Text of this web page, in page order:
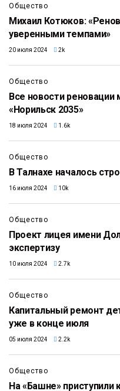
Общество
Михаил Котюков:
уверенными темпами»
20 июля 2024 2k
Общество
Все новости
«Норильск 2035»
18 июля 2024 1.6k
Общество
В Талнахе началось
16 июля 2024 10k
Общество
Проект лицея имени
экспертизу
10 июля 2024 2.7k
Общество
Капитальный ремонт
уже в конце июля
05 июля 2024 2.2k
Общество
На «Башне» приступили